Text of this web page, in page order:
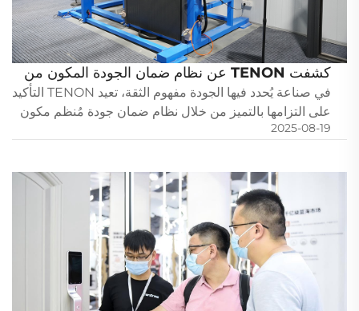
كشفت TENON عن نظام ضمان الجودة المكون من
أربع طبقات: حيث تلتقي الدقة بالموثوقية
في صناعة يُحدد فيها الجودة مفهوم الثقة، تعيد TENON التأكيد
على التزامها بالتميز من خلال نظام ضمان جودة مُنظم مكون
من أربع طبقات، مما يضمن أن تتجاوز كل منتجاتنا معايير
2025-08-19